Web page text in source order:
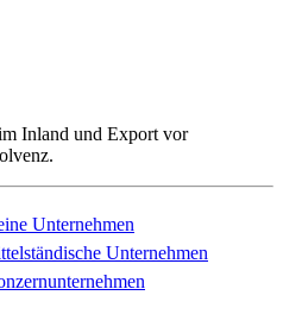
Inland und Export vor
Unternehmen
Unternehmen